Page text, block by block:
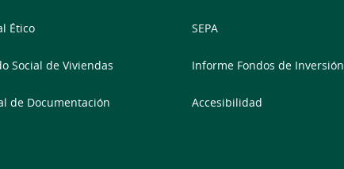
Ético
Social de Viviendas
de Documentación
SEPA
Informe Fondos de Inversión
Accesibilidad